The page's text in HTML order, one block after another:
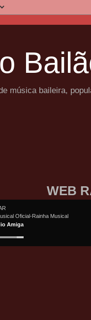
música baileira,
WEB